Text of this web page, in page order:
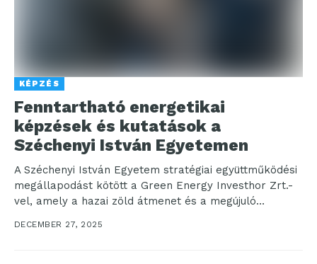
KÉPZÉS
Fenntartható energetikai
képzések és kutatások a
Széchenyi István Egyetemen
A Széchenyi István Egyetem stratégiai együttműködési
megállapodást kötött a Green Energy Investhor Zrt.-
vel, amely a hazai zöld átmenet és a megújuló
DECEMBER 27, 2025